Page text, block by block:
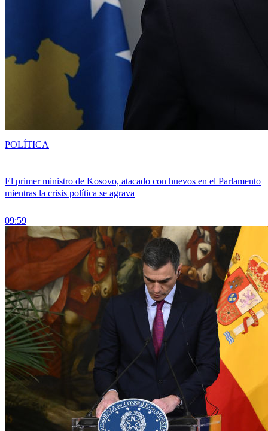
El primer ministro de Kosovo, atacado con huevos en el Parlamento
mientras la crisis política se agrava
09:59
POLÍTICA